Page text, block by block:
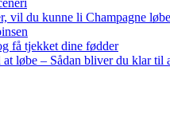
vil du kunne li Champagne
få tjekket dine fødder
løbe – Sådan bliver du klar til